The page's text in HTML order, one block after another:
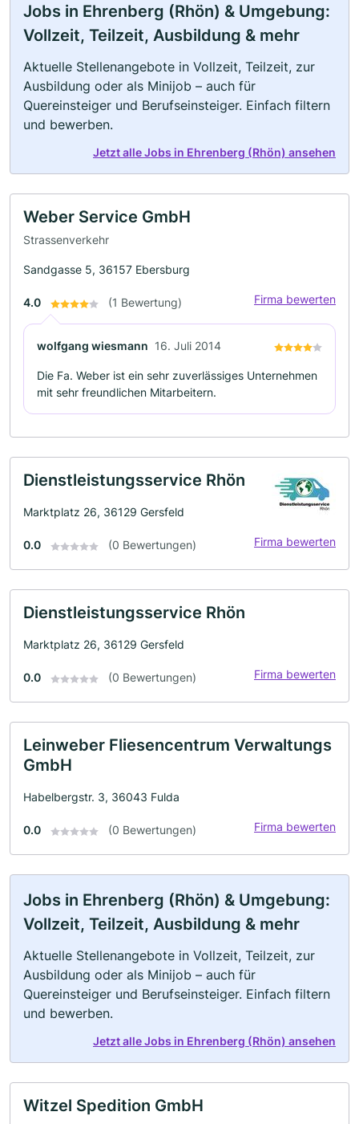
Jobs in Ehrenberg (Rhön) & Umgebung:
Vollzeit, Teilzeit, Ausbildung & mehr
Aktuelle Stellenangebote in Vollzeit, Teilzeit, zur
Ausbildung oder als Minijob – auch für
Quereinsteiger und Berufseinsteiger. Einfach filtern
und bewerben.
Jetzt alle Jobs in Ehrenberg (Rhön) ansehen
Weber Service GmbH
Strassenverkehr
Sandgasse 5, 36157 Ebersburg
4.0 (1 Bewertung) Firma bewerten
wolfgang wiesmann 16. Juli 2014
Die Fa. Weber ist ein sehr zuverlässiges Unternehmen
mit sehr freundlichen Mitarbeitern.
Dienstleistungsservice Rhön
Marktplatz 26, 36129 Gersfeld
0.0 (0 Bewertungen) Firma bewerten
Dienstleistungsservice Rhön
Marktplatz 26, 36129 Gersfeld
0.0 (0 Bewertungen) Firma bewerten
Leinweber Fliesencentrum Verwaltungs
GmbH
Habelbergstr. 3, 36043 Fulda
0.0 (0 Bewertungen) Firma bewerten
Jobs in Ehrenberg (Rhön) & Umgebung:
Vollzeit, Teilzeit, Ausbildung & mehr
Aktuelle Stellenangebote in Vollzeit, Teilzeit, zur
Ausbildung oder als Minijob – auch für
Quereinsteiger und Berufseinsteiger. Einfach filtern
und bewerben.
Jetzt alle Jobs in Ehrenberg (Rhön) ansehen
Witzel Spedition GmbH